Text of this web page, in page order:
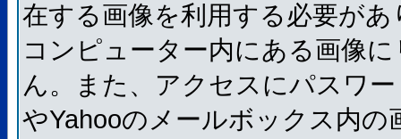
在する画像を利用する必要が
コンピューター内にある画像
ん。また、アクセスにパスワ
やYahooのメールボックス内